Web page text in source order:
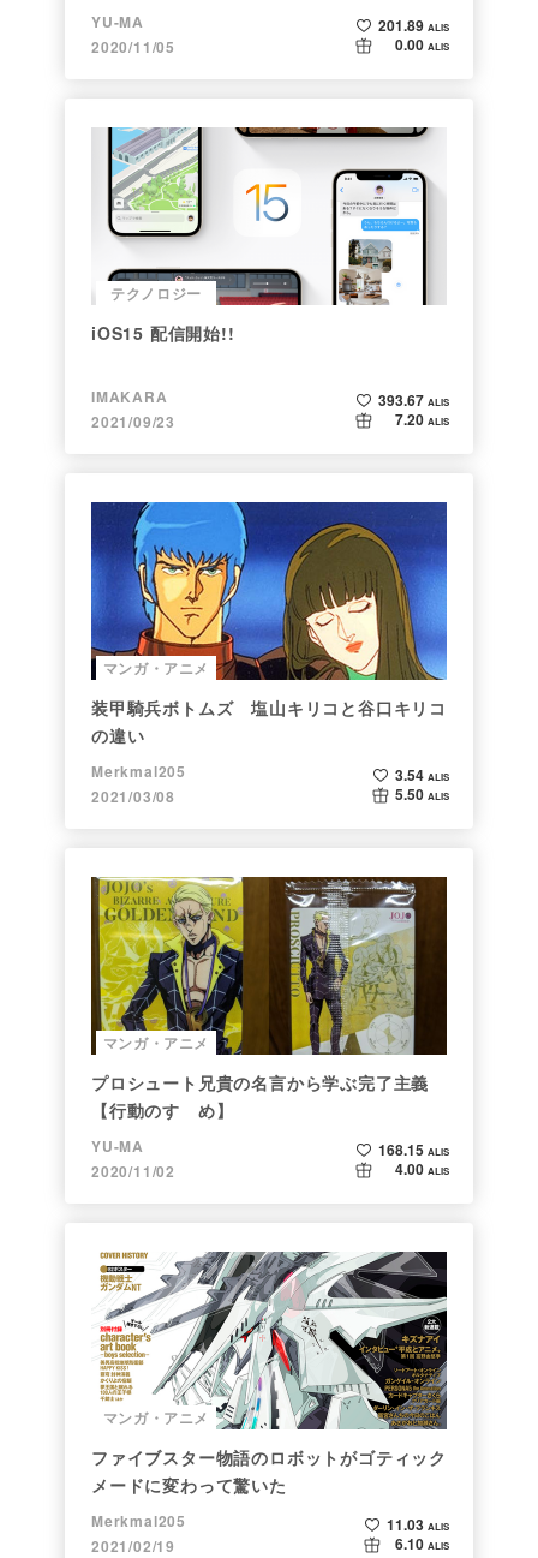
仕事ぶりに脱帽】
YU-MA
2020/11/05
201.89 ALIS
0.00 ALIS
テクノロジー
iOS15 配信開始!!
IMAKARA
2021/09/23
393.67 ALIS
7.20 ALIS
マンガ・アニメ
装甲騎兵ボトムズ 塩山キリコと谷口キリコ
の違い
Merkmal205
2021/03/08
3.54 ALIS
5.50 ALIS
マンガ・アニメ
プロシュート兄貴の名言から学ぶ完了主義
【行動のすゝめ】
YU-MA
2020/11/02
168.15 ALIS
4.00 ALIS
マンガ・アニメ
ファイブスター物語のロボットがゴティック
メードに変わって驚いた
Merkmal205
2021/02/19
11.03 ALIS
6.10 ALIS